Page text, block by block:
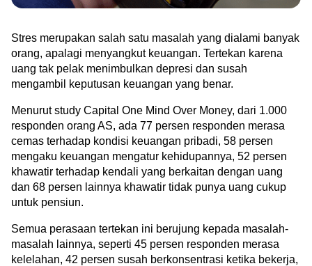
Stres merupakan salah satu masalah yang dialami banyak
orang, apalagi menyangkut keuangan. Tertekan karena
uang tak pelak menimbulkan depresi dan susah
mengambil keputusan keuangan yang benar.
Menurut study Capital One Mind Over Money, dari 1.000
responden orang AS, ada 77 persen responden merasa
cemas terhadap kondisi keuangan pribadi, 58 persen
mengaku keuangan mengatur kehidupannya, 52 persen
khawatir terhadap kendali yang berkaitan dengan uang
dan 68 persen lainnya khawatir tidak punya uang cukup
untuk pensiun.
Semua perasaan tertekan ini berujung kepada masalah-
masalah lainnya, seperti 45 persen responden merasa
kelelahan, 42 persen susah berkonsentrasi ketika bekerja,